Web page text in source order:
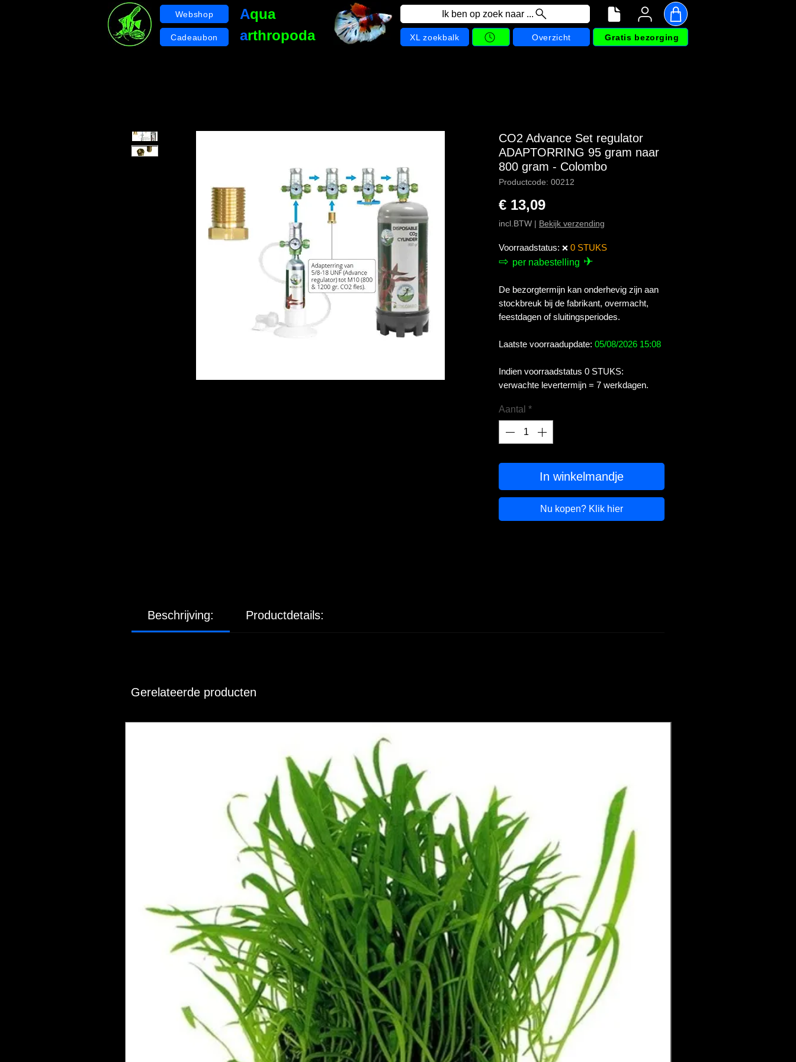
Webshop
Cadeaubon
Aqua
arthropoda
Ik ben op zoek naar ...
XL zoekbalk Overzicht Gratis bezorging
CO2 Advance Set regulator
ADAPTORRING 95 gram naar
800 gram - Colombo
Productcode: 00212
€ 13,09Prijs
incl.BTW | Bekijk verzending
Voorraadstatus: ❌ 0 STUKS
⇨ per nabestelling ✈
De bezorgtermijn kan onderhevig zijn aan
stockbreuk bij de fabrikant, overmacht,
feestdagen of sluitingsperiodes.
Laatste voorraadupdate: 05/08/2026 15:08
Indien voorraadstatus 0 STUKS:
verwachte levertermijn = 7 werkdagen.
Aantal *
In winkelmandje
Nu kopen? Klik hier
Beschrijving: Productdetails:
Gerelateerde producten